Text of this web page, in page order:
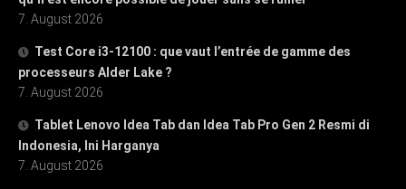
7. August 2026
Test Core i3-12100 : que vaut l’entrée de gamme des
processeurs Alder Lake ?
7. August 2026
Tablet Lenovo Idea Tab dan Idea Tab Pro Gen 2 Resmi di
Indonesia, Ini Harganya
7. August 2026